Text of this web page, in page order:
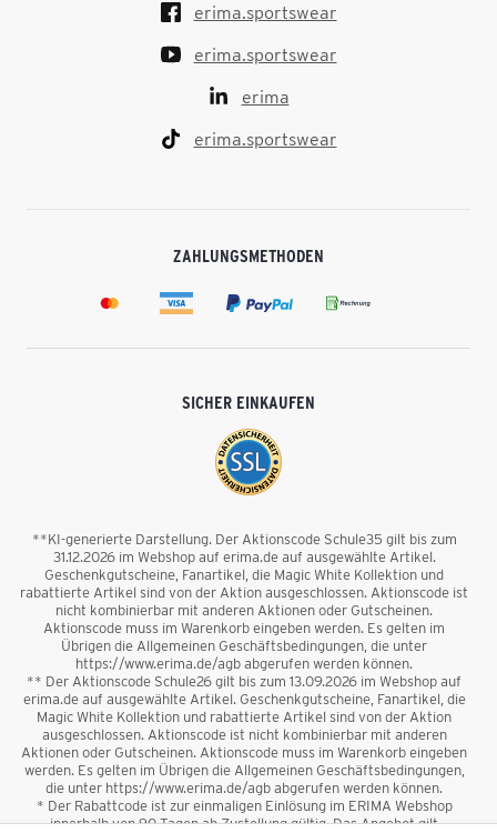
erima.sportswear
erima.sportswear
erima
erima.sportswear
ZAHLUNGSMETHODEN
SICHER EINKAUFEN
**KI-generierte Darstellung. Der Aktionscode Schule35 gilt bis zum
31.12.2026 im Webshop auf erima.de auf ausgewählte Artikel.
Geschenkgutscheine, Fanartikel, die Magic White Kollektion und
rabattierte Artikel sind von der Aktion ausgeschlossen. Aktionscode ist
nicht kombinierbar mit anderen Aktionen oder Gutscheinen.
Aktionscode muss im Warenkorb eingeben werden. Es gelten im
Übrigen die Allgemeinen Geschäftsbedingungen, die unter
https://www.erima.de/agb abgerufen werden können.
** Der Aktionscode Schule26 gilt bis zum 13.09.2026 im Webshop auf
erima.de auf ausgewählte Artikel. Geschenkgutscheine, Fanartikel, die
Magic White Kollektion und rabattierte Artikel sind von der Aktion
ausgeschlossen. Aktionscode ist nicht kombinierbar mit anderen
Aktionen oder Gutscheinen. Aktionscode muss im Warenkorb eingeben
werden. Es gelten im Übrigen die Allgemeinen Geschäftsbedingungen,
die unter https://www.erima.de/agb abgerufen werden können.
* Der Rabattcode ist zur einmaligen Einlösung im ERIMA Webshop
innerhalb von 90 Tagen ab Zustellung gültig. Das Angebot gilt